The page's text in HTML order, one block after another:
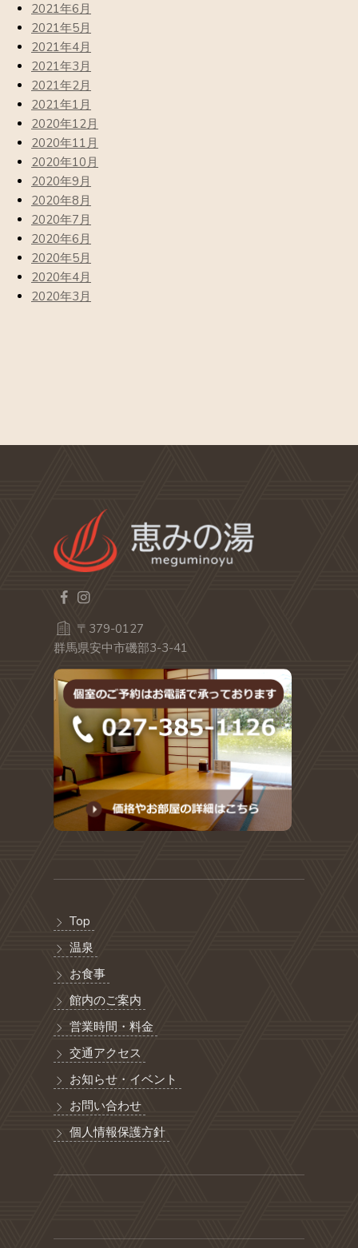
2021年6月
2021年5月
2021年4月
2021年3月
2021年2月
2021年1月
2020年12月
2020年11月
2020年10月
2020年9月
2020年8月
2020年7月
2020年6月
2020年5月
2020年4月
2020年3月
〒379-0127
群馬県安中市磯部3-3-41
Top
温泉
お食事
館内のご案内
営業時間・料金
交通アクセス
お知らせ・イベント
お問い合わせ
個人情報保護方針